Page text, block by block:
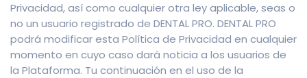
Privacidad, así como cualquier otra ley aplicable, seas o
no un usuario registrado de DENTAL PRO. DENTAL PRO
podrá modificar esta Política de Privacidad en cualquier
momento en cuyo caso dará noticia a los usuarios de
la Plataforma. Tu continuación en el uso de la